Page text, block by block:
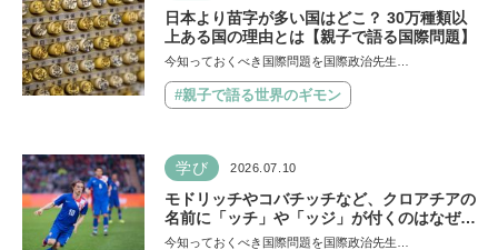
日本より苗字が多い国はどこ？ 30万種類以
上ある国の理由とは【親子で語る国際問題】
今知っておくべき国際問題を国際政治先生…
#親子で語る世界のギモン
学び 2026.07.10
モドリッチやコバチッチなど、クロアチアの
名前に「ッチ」や「ッジ」が付くのはなぜ？
【親子で語る国際問題】
今知っておくべき国際問題を国際政治先生…